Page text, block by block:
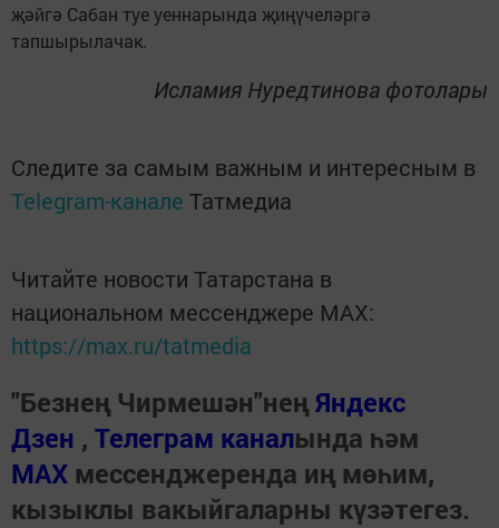
җәйгә Сабан туе уеннарында җиңүчеләргә
тапшырылачак.
Исламия Нуредтинова фотолары
Следите за самым важным и интересным в
Telegram-канале Татмедиа
Читайте новости Татарстана в
национальном мессенджере MАХ:
https://max.ru/tatmedia
"Безнең Чирмешән"неңЯндекс
Дзен , Телеграм каналында һәм
МАХ мессенджеренда иң мөһим,
кызыклы вакыйгаларны күзәтегез.